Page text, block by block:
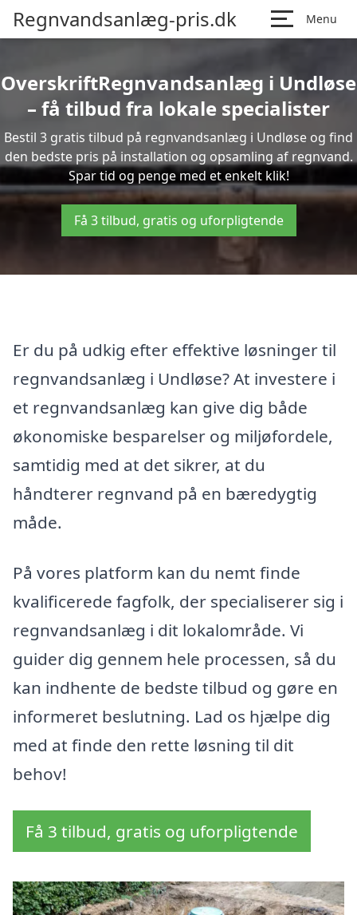
Regnvandsanlæg-pris.dk Menu
OverskriftRegnvandsanlæg i Undløse
– få tilbud fra lokale specialister
Bestil 3 gratis tilbud på regnvandsanlæg i Undløse og find
den bedste pris på installation og opsamling af regnvand.
Spar tid og penge med et enkelt klik!
Få 3 tilbud, gratis og uforpligtende
Er du på udkig efter effektive løsninger til
regnvandsanlæg i Undløse? At investere i
et regnvandsanlæg kan give dig både
økonomiske besparelser og miljøfordele,
samtidig med at det sikrer, at du
håndterer regnvand på en bæredygtig
måde.
På vores platform kan du nemt finde
kvalificerede fagfolk, der specialiserer sig i
regnvandsanlæg i dit lokalområde. Vi
guider dig gennem hele processen, så du
kan indhente de bedste tilbud og gøre en
informeret beslutning. Lad os hjælpe dig
med at finde den rette løsning til dit
behov!
Få 3 tilbud, gratis og uforpligtende